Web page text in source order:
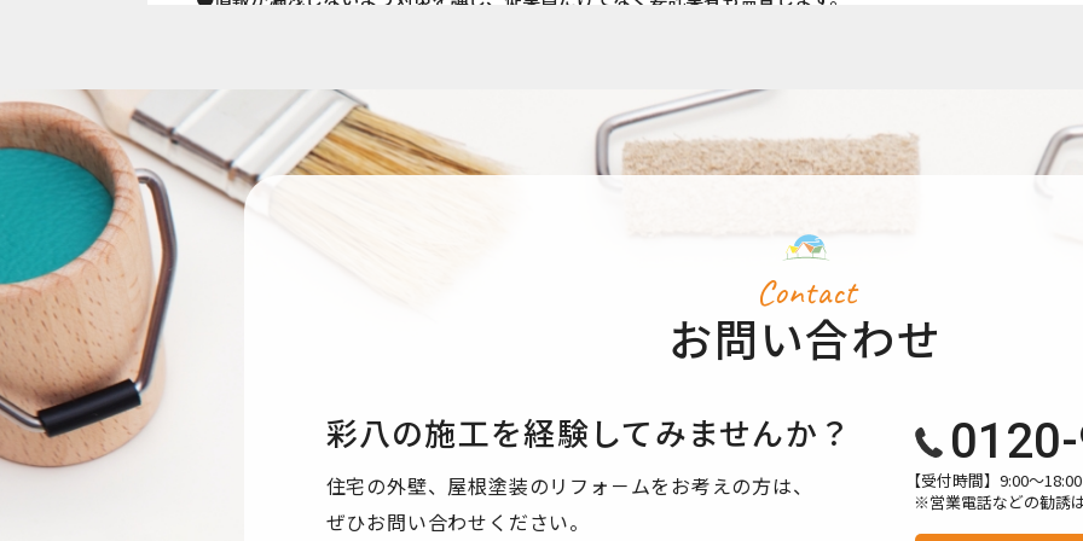
●公開された個人情報が事実と異なる場合、訂正や削除に応じます。
●個人情報の取り扱いに関する苦情に対し、適切・迅速に対処します。
●本個人情報保護方針は、当サイト内で適用されるものです。
【Googleアナリティクスの使用について】 当サイトでは、より良いサービスの提供、またユーザビリティ
し、当サイトの利用状況などのデータ収集及び解析を行っております。その際、「Cookie」を通じて、
する場合がありますが、「Cookie」で収集される情報は個人を特定できるものではありません。
なお、当サイトのご利用をもって、上述の方法・目的においてGoogle及び当サイトが行うデータ処理に関
Contact
お問い合わせ
彩八の施工を経験してみませんか？
住宅の外壁、屋根塗装のリフォ－ムをお考えの方は、
ぜひお問い合わせください。
【受付時間】9:00〜
※営業電話などの勧誘